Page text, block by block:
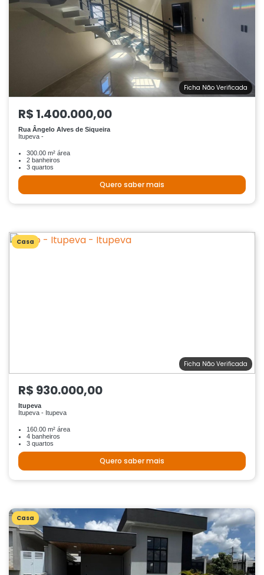
Ficha Não Verificada
R$ 1.400.000,00
Rua Ângelo Alves de Siqueira
Itupeva -
300.00 m² área
2 banheiros
3 quartos
Quero saber mais
Casa
Ficha Não Verificada
R$ 930.000,00
Itupeva
Itupeva - Itupeva
160.00 m² área
4 banheiros
3 quartos
Quero saber mais
Casa